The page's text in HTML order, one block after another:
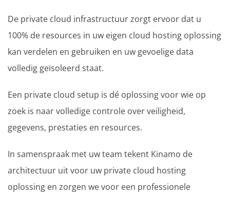
De private cloud infrastructuur zorgt ervoor dat u
100% de resources in uw eigen cloud hosting oplossing
kan verdelen en gebruiken en uw gevoelige data
volledig geïsoleerd staat.
Een private cloud setup is dé oplossing voor wie op
zoek is naar volledige controle over veiligheid,
gegevens, prestaties en resources.
In samenspraak met uw team tekent Kinamo de
architectuur uit voor uw private cloud hosting
oplossing en zorgen we voor een professionele